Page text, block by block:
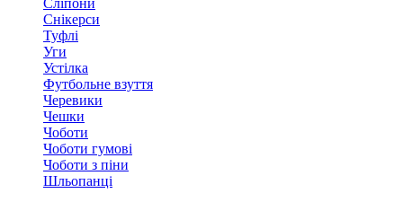
Сліпони
Снікерси
Туфлі
Уги
Устілка
Футбольне взуття
Черевики
Чешки
Чоботи
Чоботи гумові
Чоботи з піни
Шльопанці